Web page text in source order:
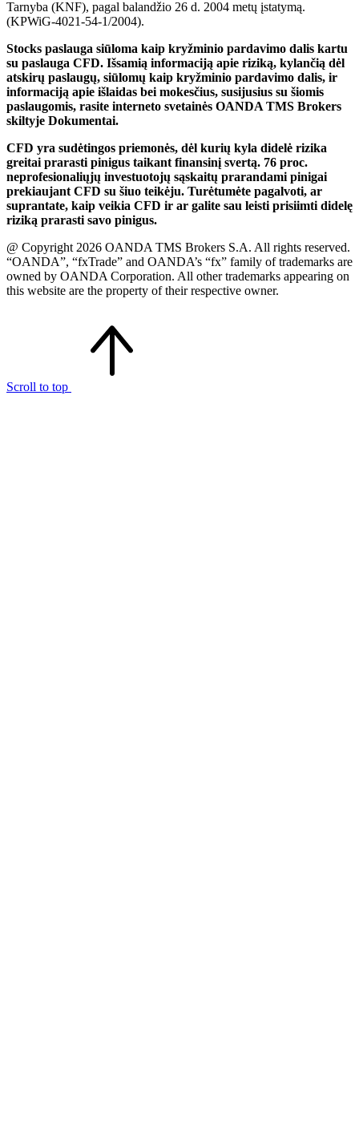
Tarnyba (KNF), pagal balandžio 26 d. 2004 metų įstatymą.
(KPWiG-4021-54-1/2004).
Stocks paslauga siūloma kaip kryžminio pardavimo dalis kartu
su paslauga CFD. Išsamią informaciją apie riziką, kylančią dėl
atskirų paslaugų, siūlomų kaip kryžminio pardavimo dalis, ir
informaciją apie išlaidas bei mokesčius, susijusius su šiomis
paslaugomis, rasite interneto svetainės OANDA TMS Brokers
skiltyje Dokumentai.
CFD yra sudėtingos priemonės, dėl kurių kyla didelė rizika
greitai prarasti pinigus taikant finansinį svertą. 76 proc.
neprofesionaliųjų investuotojų sąskaitų prarandami pinigai
prekiaujant CFD su šiuo teikėju. Turėtumėte pagalvoti, ar
suprantate, kaip veikia CFD ir ar galite sau leisti prisiimti didelę
riziką prarasti savo pinigus.
@ Copyright 2026 OANDA TMS Brokers S.A. All rights reserved.
“OANDA”, “fxTrade” and OANDA’s “fx” family of trademarks are
owned by OANDA Corporation. All other trademarks appearing on
this website are the property of their respective owner.
Scroll to top